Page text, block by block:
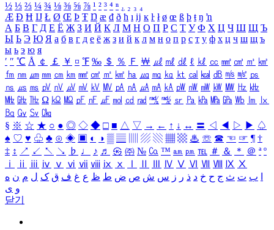
½ ⅓ ⅔ ¼ ¾ ⅛ ⅜ ⅝ ⅞ ¹ ² ³ ⁴ ⁿ ₁ ₂ ₃ ₄
Æ Ð Ħ Ĳ Ł Ø Œ Þ Ŧ Ŋ æ đ ð ħ ı ĳ ĸ ŀ ł ø œ ß þ ŧ ŋ ŉ
А Б В Г Д Е Ё Ж З И Й К Л М Н О П Р С Т У Ф Х Ц Ч Ш Щ Ъ
Ы Ь Э Ю Я а б в г д е ё ж з и й к л м н о п р с т у ф х ц ч ш щ ъ
ы ь э ю я
′ ″ ℃ Å ￠ ￡ ￥ ¤ ℉ ‰ ＄ ％ Ｆ ￦ ㎕ ㎖ ㎗ ℓ ㎘ ㏄ ㎣ ㎤ ㎥ ㎦
㎙ ㎚ ㎛ ㎜ ㎝ ㎞ ㎟ ㎠ ㎡ ㎢ ㏊ ㎍ ㎎ ㎏ ㏏ ㎈ ㎉ ㏈ ㎧ ㎨ ㎰
㎱ ㎲ ㎳ ㎴ ㎵ ㎶ ㎷ ㎸ ㎹ ㎀ ㎁ ㎂ ㎃ ㎄ ㎺ ㎻ ㎽ ㎾ ㎿ ㎐ ㎑
㎒ ㎓ ㎔ Ω ㏀ ㏁ ㎊ ㎋ ㎌ ㏖ ㏅ ㎭ ㎮ ㎯ ㏛ ㎩ ㎪ ㎫ ㎬ ㏝ ㏐
㏓
㏃ ㏉ ㏜ ㏆
§ ※ ☆ ★ ○ ● ◎ ◇ ◆ □ ■ △ ▽ → ← ↑ ↓ ↔ 〓 ◁ ◀ ▷ ▶ ♤
♠ ♡ ♥ ♧ ♣ ⊙ ◈ ▣ ◐ ◑ ▒ ▤ ▨ ▧ ▦ ▩ ♨ ☏ ☎ ☜ ☞ ¶ †
‡ ↕ ↗ ↙ ↖ ↘ ♭ ♩ ♪ ♬ ㉿ ㈜ № ㏇ ™ ㏂ ㏘ ℡ ＃ ＆ ＊ ＠ ª º
ⅰ
ⅱ ⅲ ⅳ ⅴ ⅵ ⅶ ⅷ ⅸ ⅹ Ⅳ Ⅴ Ⅵ Ⅶ Ⅷ Ⅸ Ⅹ
ب ت ث ج ح خ د ذ ر ز س ش ص ض ط ظ ع غ ف ق ک ل م ن ه
و ی
닫기